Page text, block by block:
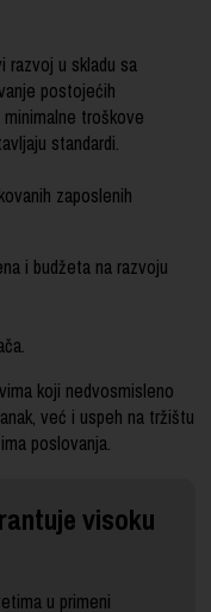
razvoj u skladu sa
postojećih
troškove
standardi.
zaposlenih
i budžeta na razvoju
koji nedvosmisleno
već i uspeh na tržištu
poslovanja.
visoku
u primeni